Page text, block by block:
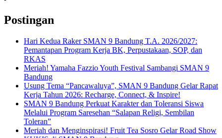
Postingan
Hari Kedua Raker SMAN 9 Bandung T.A. 2026/2027:
Pemantapan Program Kerja BK, Perpustakaan, SOP, dan
RKAS
Meriah! Yamaha Fazzio Youth Festival Sambangi SMAN 9
Bandung
Usung Tema “Pancawaluya”, SMAN 9 Bandung Gelar Rapat
Kerja Tahun 2026: Recharge, Connect, & Inspire!
SMAN 9 Bandung Perkuat Karakter dan Toleransi Siswa
Melalui Program Saresehan “Salapan Religi, Sembilan
Toleran”
Meriah dan Menginspirasi! Fruit Tea Sosro Gelar Road Show